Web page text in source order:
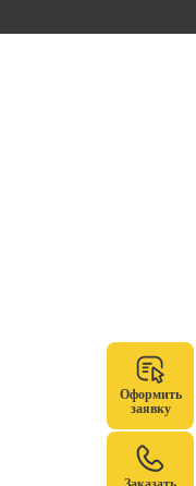
Оформить
заявку